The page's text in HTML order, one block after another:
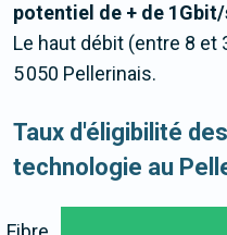
potentiel de + de
Le haut débit (entre 8
5 050 Pellerinais.
Taux d'éligibilité
technologie au